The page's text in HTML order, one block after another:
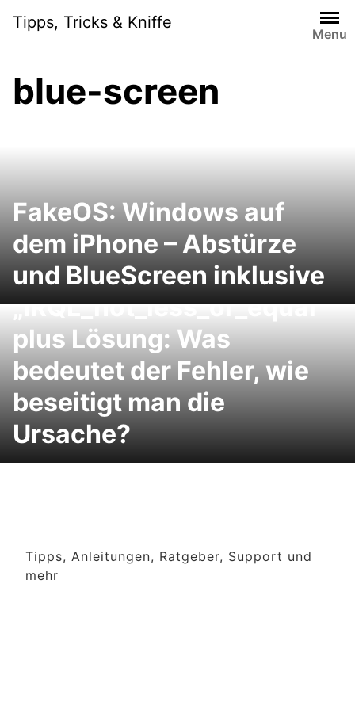
content
Tipps, Tricks & Kniffe
Menu
blue-screen
FakeOS: Windows auf
dem iPhone – Abstürze
und BlueScreen inklusive
Fehlermeldung
„IRQL_not_less_or_equal“
plus Lösung: Was
bedeutet der Fehler, wie
beseitigt man die
Ursache?
Tipps, Anleitungen, Ratgeber, Support und
mehr